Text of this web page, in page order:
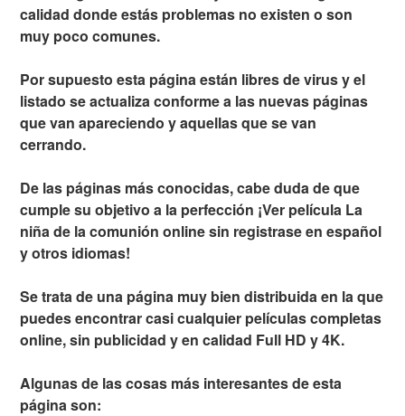
calidad donde estás problemas no existen o son
muy poco comunes.
Por supuesto esta página están libres de virus y el
listado se actualiza conforme a las nuevas páginas
que van apareciendo y aquellas que se van
cerrando.
De las páginas más conocidas, cabe duda de que
cumple su objetivo a la perfección ¡Ver película La
niña de la comunión online sin registrase en español
y otros idiomas!
Se trata de una página muy bien distribuida en la que
puedes encontrar casi cualquier películas completas
online, sin publicidad y en calidad Full HD y 4K.
Algunas de las cosas más interesantes de esta
página son: